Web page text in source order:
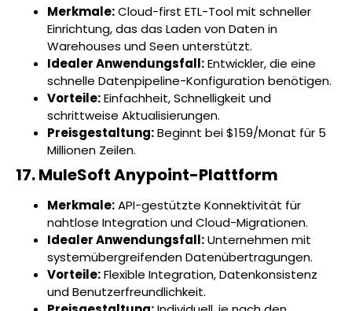
Merkmale:Cloud-first ETL-Tool mit schneller
Einrichtung, das das Laden von Daten in
Warehouses und Seen unterstützt.
Idealer Anwendungsfall:Entwickler, die eine
schnelle Datenpipeline-Konfiguration benötigen.
Vorteile:Einfachheit, Schnelligkeit und
schrittweise Aktualisierungen.
Preisgestaltung:Beginnt bei $159/Monat für 5
Millionen Zeilen.
17. MuleSoft Anypoint-Plattform
Merkmale:API-gestützte Konnektivität für
nahtlose Integration und Cloud-Migrationen.
Idealer Anwendungsfall:Unternehmen mit
systemübergreifenden Datenübertragungen.
Vorteile:Flexible Integration, Datenkonsistenz
und Benutzerfreundlichkeit.